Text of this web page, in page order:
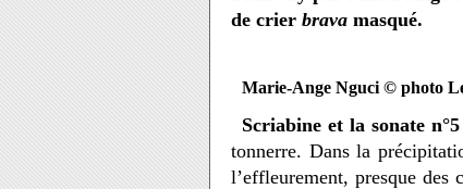
de crier brava masqué.
Marie-Ange Nguci © photo
Scriabine et la sonate n°5
tonnerre. Dans la
l’effleurement, presque des